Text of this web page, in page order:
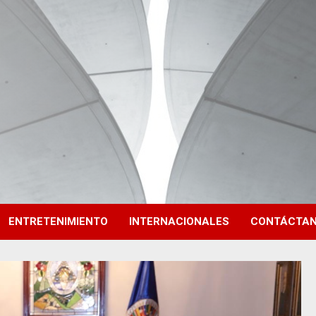
ENTRETENIMIENTO INTERNACIONALES